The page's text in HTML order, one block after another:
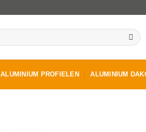
ALUMINIUM PROFIELEN ALUMINIUM